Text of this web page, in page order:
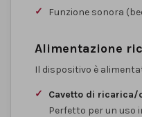
Funzione sonora
Alimentazione
Il dispositivo è
Cavetto di ricarica/
Perfetto per un uso